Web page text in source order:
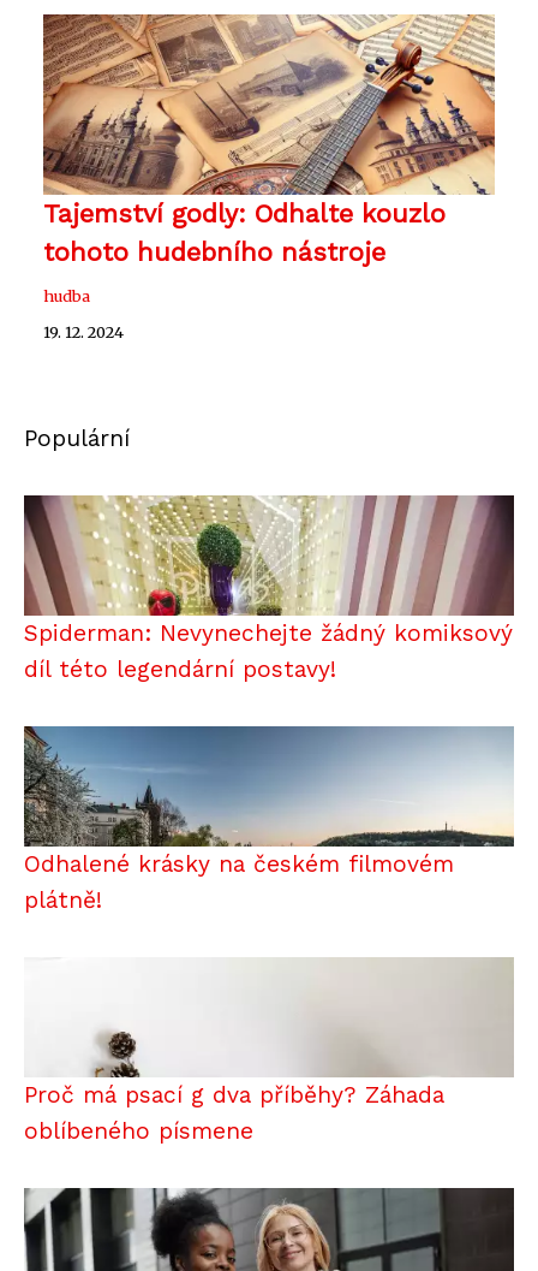
Tajemství godly: Odhalte kouzlo
tohoto hudebního nástroje
hudba
19. 12. 2024
Populární
Spiderman: Nevynechejte žádný komiksový
díl této legendární postavy!
Odhalené krásky na českém filmovém
plátně!
Proč má psací g dva příběhy? Záhada
oblíbeného písmene